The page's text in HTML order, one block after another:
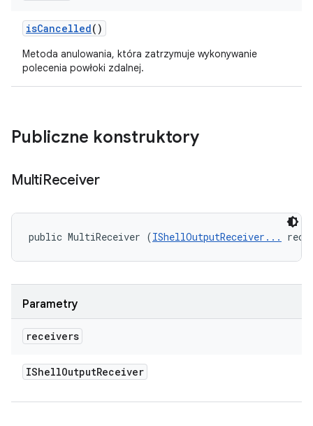
isCancelled()
Metoda anulowania, która zatrzymuje wykonywanie
polecenia powłoki zdalnej.
Publiczne konstruktory
MultiReceiver
public MultiReceiver (IShellOutputReceiver...
Parametry
receivers
IShellOutputReceiver